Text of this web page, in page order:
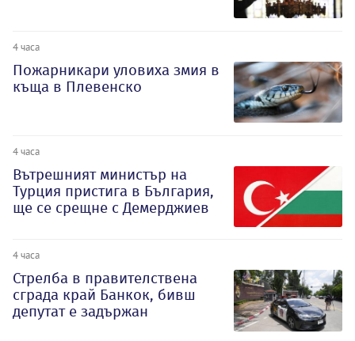
4 часа
Пожарникари уловиха змия в
къща в Плевенско
4 часа
Вътрешният министър на
Турция пристига в България,
ще се срещне с Демерджиев
4 часа
Стрелба в правителствена
сграда край Банкок, бивш
депутат е задържан